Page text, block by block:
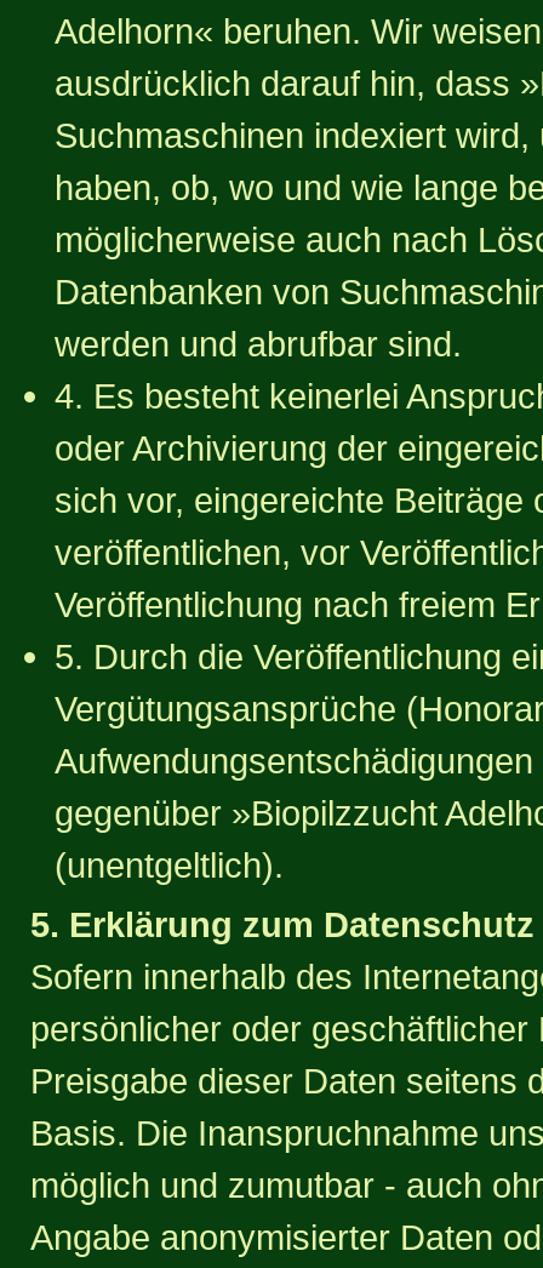
Adelhorn« beruhen. Wir
ausdrücklich darauf hin, dass
Suchmaschinen indexiert
haben, ob, wo und wie lange
möglicherweise auch nach
Datenbanken von
werden und abrufbar sind.
4. Es besteht keinerlei
oder Archivierung der
sich vor, eingereichte Beiträge
veröffentlichen, vor
Veröffentlichung nach freiem
5. Durch die Veröffentlichung
Vergütungsansprüche
gegenüber »Biopilzzucht
(unentgeltlich).
5. Erklärung zum
Sofern innerhalb des
persönlicher oder
Preisgabe dieser Daten seitens
Basis. Die Inanspruchnahme
möglich und zumutbar - auch
Angabe anonymisierter Daten